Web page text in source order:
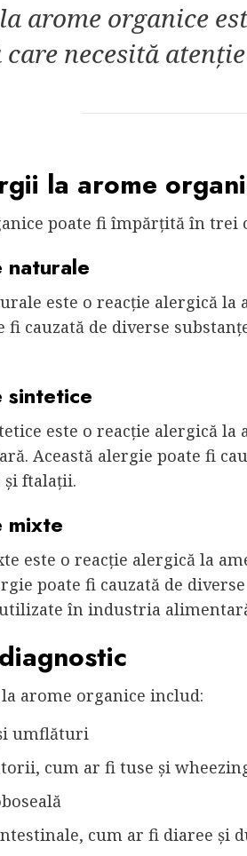
arome organice
care necesită
la arome
poate fi împărțită în trei
naturale
este o reacție alergică
fi cauzată de diverse
sintetice
este o reacție alergică
Această alergie poate fi
și ftalații.
mixte
este o reacție alergică la
poate fi cauzată de
în industria
arome organice includ:
umflături
cum ar fi tuse și
cum ar fi diaree și